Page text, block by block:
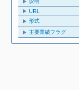
URL
形式
主要業績フラグ